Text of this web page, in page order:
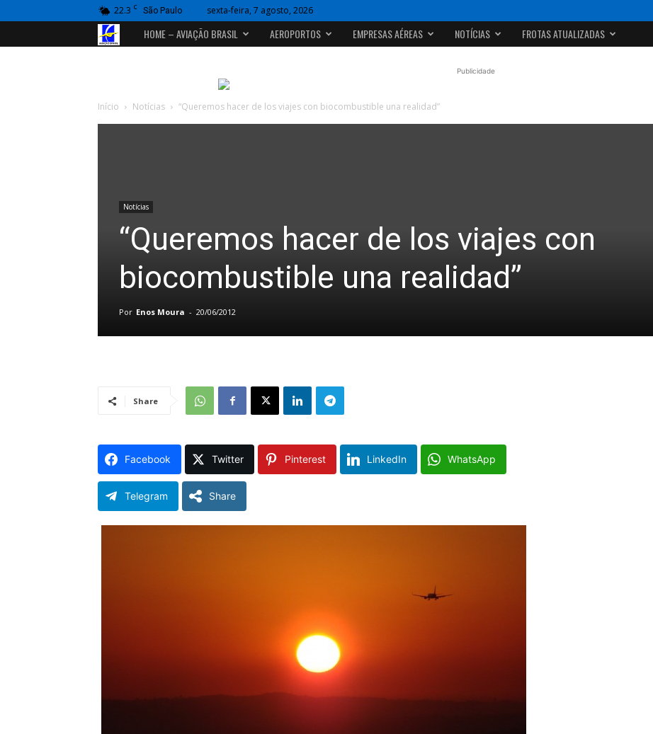
22.3 C São Paulo sexta-feira, 7 agosto, 2026
Portal
HOME – AVIAÇÃO BRASIL AEROPORTOS EMPRESAS AÉREAS NOTÍCIAS FROTAS ATUALIZADAS
Publicidade
Início Notícias “Queremos hacer de los viajes con biocombustible una realidad”
Notícias
“Queremos hacer de los viajes con
biocombustible una realidad”
Por Enos Moura - 20/06/2012
Share
Facebook Twitter Pinterest LinkedIn WhatsApp
Telegram Share